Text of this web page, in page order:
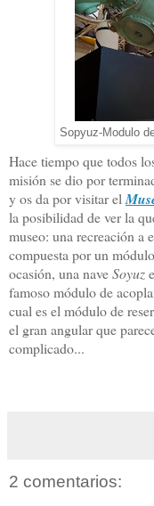
Sopyuz-Modulo
Hace tiempo que todos
misión se dio por
y os da por visitar el
la posibilidad de ver la
museo: una recreación a
compuesta por un módulo
ocasión, una naveSoyuz
famoso módulo de
cual es el módulo de
el gran angular que
complicado...
2 comentarios: